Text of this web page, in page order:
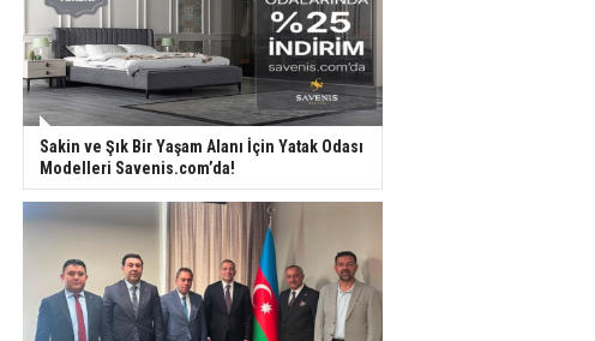
Sakin ve Şık Bir Yaşam Alanı İçin Yatak Odası
Modelleri Savenis.com’da!